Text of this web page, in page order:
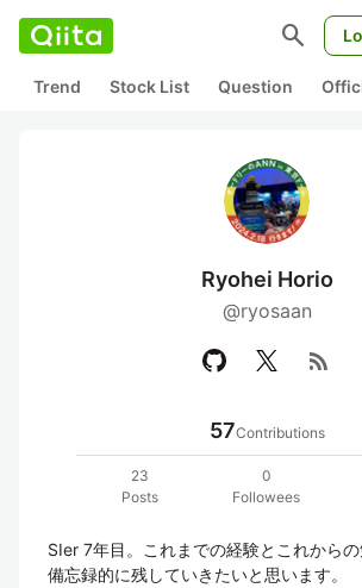
search
Trend Stock List Question
Ryohei Horio
@ryosaan
rss_feed
57Contributions
23
Posts
0
Followees
SIer 7年目。これまでの経験とこれからの
備忘録的に残していきたいと思います。